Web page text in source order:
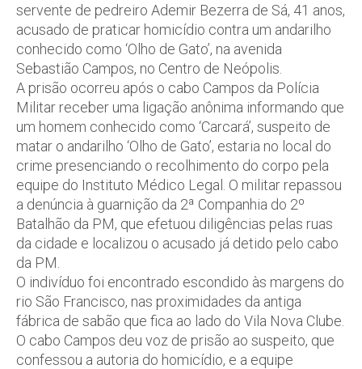
servente de pedreiro Ademir Bezerra de Sá, 41 anos,
acusado de praticar homicídio contra um andarilho
conhecido como ‘Olho de Gato’, na avenida
Sebastião Campos, no Centro de Neópolis.
A prisão ocorreu após o cabo Campos da Polícia
Militar receber uma ligação anônima informando que
um homem conhecido como ‘Carcará’, suspeito de
matar o andarilho ‘Olho de Gato’, estaria no local do
crime presenciando o recolhimento do corpo pela
equipe do Instituto Médico Legal. O militar repassou
a denúncia à guarnição da 2ª Companhia do 2º
Batalhão da PM, que efetuou diligências pelas ruas
da cidade e localizou o acusado já detido pelo cabo
da PM.
O indivíduo foi encontrado escondido às margens do
rio São Francisco, nas proximidades da antiga
fábrica de sabão que fica ao lado do Vila Nova Clube.
O cabo Campos deu voz de prisão ao suspeito, que
confessou a autoria do homicídio, e a equipe